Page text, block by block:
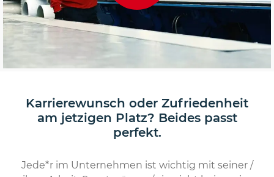
Karrierewunsch oder Zufriedenheit
am jetzigen Platz? Beides passt
perfekt.
Jede*r im Unternehmen ist wichtig mit seiner /